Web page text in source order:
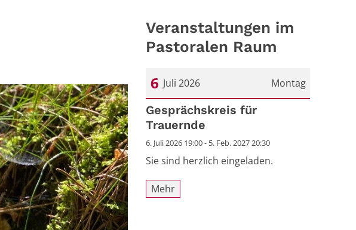
Veranstaltungen im
Pastoralen Raum
Montag
6 Juli 2026
Datum: 6. Juli 2026
Gesprächskreis für
Trauernde
6. Juli 2026 19:00 - 5. Feb. 2027 20:30
Sie sind herzlich eingeladen.
Mehr